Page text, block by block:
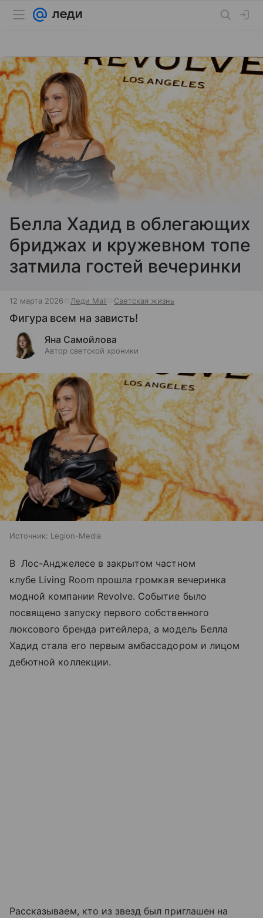
Белла Хадид в облегающих
бриджах и кружевном топе
затмила гостей вечеринки
12 марта 2026 Леди Mail Светская жизнь
Фигура всем на зависть!
Яна Самойлова
Автор светской хроники
Источник: Legion-Media
В Лос-Анджелесе в закрытом частном
клубе Living Room прошла громкая вечеринка
модной компании Revolve. Событие было
посвящено запуску первого собственного
люксового бренда ритейлера, а модель Белла
Хадид стала его первым амбассадором и лицом
дебютной коллекции.
Рассказываем, кто из звезд был приглашен на